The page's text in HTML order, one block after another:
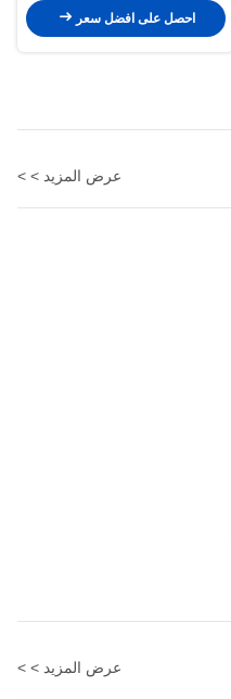
احصل على افضل سعر
عرض المزيد > >
عرض المزيد > >